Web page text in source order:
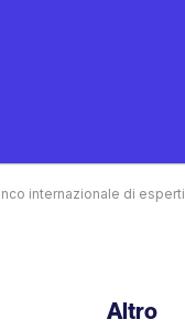
internazionale di esperti
Altro